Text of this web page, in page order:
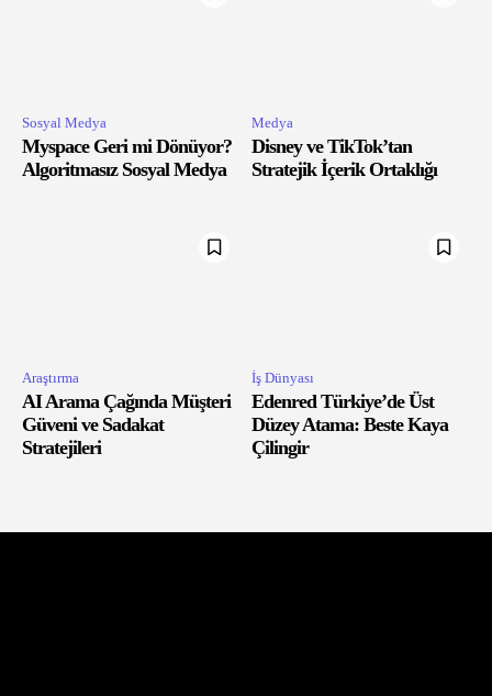
Sosyal Medya
Myspace Geri mi Dönüyor?
Algoritmasız Sosyal Medya
Medya
Disney ve TikTok’tan
Stratejik İçerik Ortaklığı
Araştırma
AI Arama Çağında Müşteri
Güveni ve Sadakat
Stratejileri
İş Dünyası
Edenred Türkiye’de Üst
Düzey Atama: Beste Kaya
Çilingir